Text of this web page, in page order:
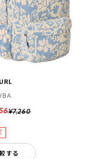
¥7,260
する